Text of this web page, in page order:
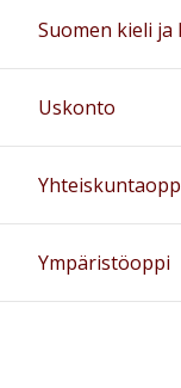
Suomen kieli ja
Uskonto
Ympäristöoppi